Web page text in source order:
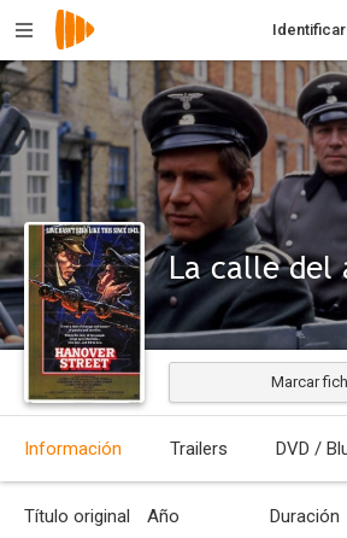
La calle del
Marcar
Información Trailers DVD /
Título original Año Duración